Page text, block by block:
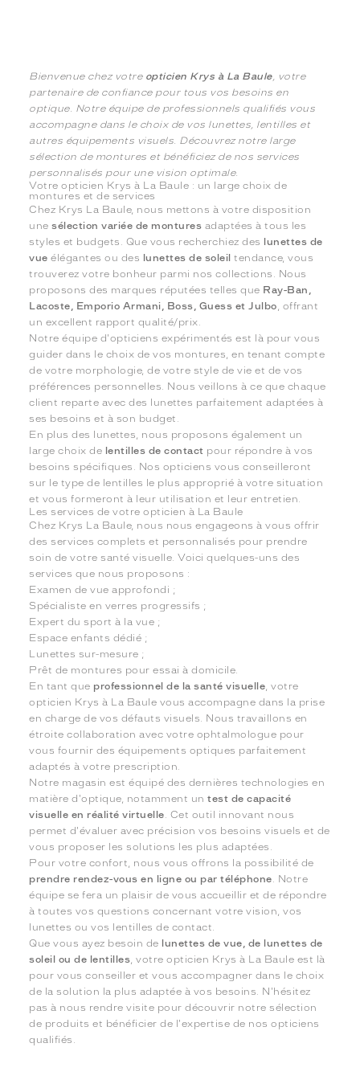
Bienvenue chez votre opticien Krys à La Baule, votre
partenaire de confiance pour tous vos besoins en
optique. Notre équipe de professionnels qualifiés vous
accompagne dans le choix de vos lunettes, lentilles et
autres équipements visuels. Découvrez notre large
sélection de montures et bénéficiez de nos services
personnalisés pour une vision optimale.
Votre opticien Krys à La Baule : un large choix de
montures et de services
Chez Krys La Baule, nous mettons à votre disposition
unesélection variée de montures adaptées à tous les
styles et budgets. Que vous recherchiez des
lunettes de
vue élégantes ou des lunettes de soleil tendance, vous
trouverez votre bonheur parmi nos collections. Nous
proposons des marques réputées telles que Ray-Ban,
Lacoste, Emporio Armani, Boss, Guess et Julbo, offrant
un excellent rapport qualité/prix.
Notre équipe d'opticiens expérimentés est là pour vous
guider dans le choix de vos montures, en tenant compte
de votre morphologie, de votre style de vie et de vos
préférences personnelles. Nous veillons à ce que chaque
client reparte avec des lunettes parfaitement adaptées à
ses besoins et à son budget.
En plus des lunettes, nous proposons également un
large choix de lentilles de contact pour répondre à vos
besoins spécifiques. Nos opticiens vous conseilleront
sur le type de lentilles le plus approprié à votre situation
et vous formeront à leur utilisation et leur entretien.
Les services de votre opticien à La Baule
Chez Krys La Baule, nous nous engageons à vous offrir
des services complets et personnalisés pour prendre
soin de votre santé visuelle. Voici quelques-uns des
services que nous proposons :
Examen de vue approfondi ;
Spécialiste en verres progressifs ;
Expert du sport à la vue ;
Espace enfants dédié ;
Lunettes sur-mesure ;
Prêt de montures pour essai à domicile.
En tant que professionnel de la santé visuelle, votre
opticien Krys à La Baule vous accompagne dans la prise
en charge de vos défauts visuels. Nous travaillons en
étroite collaboration avec votre ophtalmologue pour
vous fournir des équipements optiques parfaitement
adaptés à votre prescription.
Notre magasin est équipé des dernières technologies en
matière d'optique, notamment untest de capacité
visuelle en réalité virtuelle. Cet outil innovant nous
permet d'évaluer avec précision vos besoins visuels et de
vous proposer les solutions les plus adaptées.
Pour votre confort, nous vous offrons la possibilité de
prendre rendez-vous en ligne ou par téléphone. Notre
équipe se fera un plaisir de vous accueillir et de répondre
à toutes vos questions concernant votre vision, vos
lunettes ou vos lentilles de contact.
Que vous ayez besoin de lunettes de vue, de lunettes de
soleil ou de lentilles, votre opticien Krys à La Baule est là
pour vous conseiller et vous accompagner dans le choix
de la solution la plus adaptée à vos besoins. N'hésitez
pas à nous rendre visite pour découvrir notre sélection
de produits et bénéficier de l'expertise de nos opticiens
qualifiés.